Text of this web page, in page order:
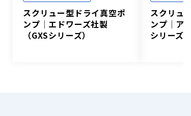
スクリュー型ドライ真空ポ
ンプ│エドワーズ社製
（GXSシリーズ）
スクリュ
ンプ│ア
シリーズ）